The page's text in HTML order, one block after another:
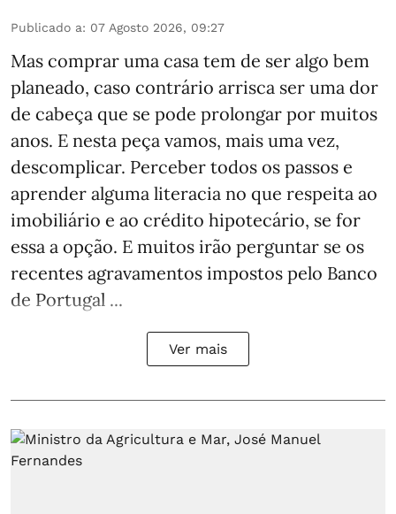
Publicado a: 07 Agosto 2026, 09:27
Mas comprar uma casa tem de ser algo bem
planeado, caso contrário arrisca ser uma dor
de cabeça que se pode prolongar por muitos
anos. E nesta peça vamos, mais uma vez,
descomplicar. Perceber todos os passos e
aprender alguma literacia no que respeita ao
imobiliário e ao crédito hipotecário, se for
essa a opção. E muitos irão perguntar se os
recentes agravamentos impostos pelo Banco
de Portugal ...
Ver mais